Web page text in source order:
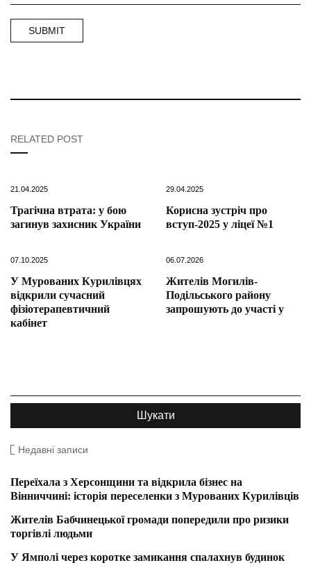
RELATED POST
21.04.2025
Трагічна втрата: у бою
загинув захисник України
29.04.2025
Корисна зустріч про
вступ-2025 у ліцеї №1
07.10.2025
У Мурованих Курилівцях
відкрили сучасний
фізіотерапевтичний
кабінет
06.07.2026
Жителів Могилів-
Подільського району
запрошують до участі у
Недавні записи
Переїхала з Херсонщини та відкрила бізнес на
Вінниччині: історія переселенки з Мурованих Курилівців
Жителів Бабчинецької громади попередили про ризики
торгівлі людьми
У Ямполі через коротке замикання спалахнув будинок